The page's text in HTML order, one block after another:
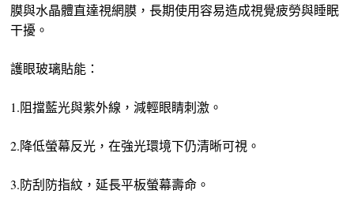
膜與水晶體直達視網膜，長期使用容易造成視覺疲勞與睡眠
干擾。
護眼玻璃貼能：
1.阻擋藍光與紫外線，減輕眼睛刺激。
2.降低螢幕反光，在強光環境下仍清晰可視。
3.防刮防指紋，延長平板螢幕壽命。